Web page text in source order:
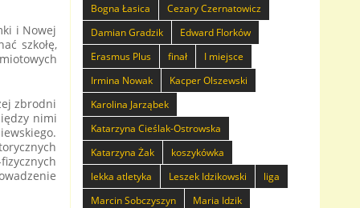
i Nowej
szkołę,
zbrodni
nimi
Bogna Łasica
Cezary Czernatowicz
Damian Gradzik
Edward Florków
Erasmus Plus
finał
I miejsce
Irmina Nowak
Kacper Olszewski
Karolina Jarząbek
Katarzyna Cieślak-Ostrowska
Katarzyna Żak
koszykówka
lekka atletyka
Leszek Idzikowski
liga
Marcin Sobczyszyn
Maria Idzik